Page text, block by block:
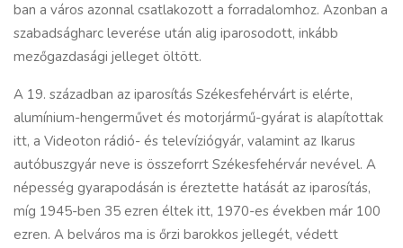
ban a város azonnal csatlakozott a forradalomhoz. Azonban a
szabadságharc leverése után alig iparosodott, inkább
mezőgazdasági jelleget öltött.
A 19. században az iparosítás Székesfehérvárt is elérte,
alumínium-hengerművet és motorjármű-gyárat is alapítottak
itt, a Videoton rádió- és televíziógyár, valamint az Ikarus
autóbuszgyár neve is összeforrt Székesfehérvár nevével. A
népesség gyarapodásán is éreztette hatását az iparosítás,
míg 1945-ben 35 ezren éltek itt, 1970-es években már 100
ezren. A belváros ma is őrzi barokkos jellegét, védett